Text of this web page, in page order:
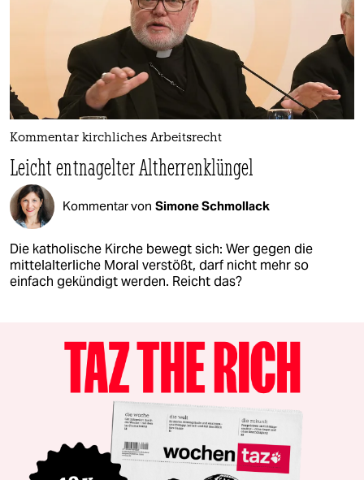
Kommentar kirchliches Arbeitsrecht
Leicht entnagelter Altherrenklüngel
Kommentar von Simone Schmollack
Die katholische Kirche bewegt sich: Wer gegen die
mittelalterliche Moral verstößt, darf nicht mehr so
einfach gekündigt werden. Reicht das?